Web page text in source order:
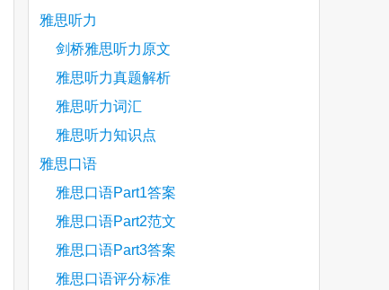
雅思听力
剑桥雅思听力原文
雅思听力真题解析
雅思听力词汇
雅思听力知识点
雅思口语
雅思口语Part1答案
雅思口语Part2范文
雅思口语Part3答案
雅思口语评分标准